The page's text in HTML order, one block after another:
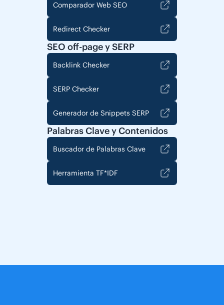
Comparador Web SEO
Redirect Checker
SEO off-page y SERP
Backlink Checker
SERP Checker
Generador de Snippets SERP
Palabras Clave y Contenidos
Buscador de Palabras Clave
Herramienta TF*IDF